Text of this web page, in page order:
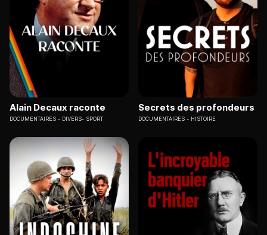
Alain Decaux raconte
DOCUMENTAIRES DIVERS- SPORT
Secrets des profondeurs
DOCUMENTAIRES HISTOIRE